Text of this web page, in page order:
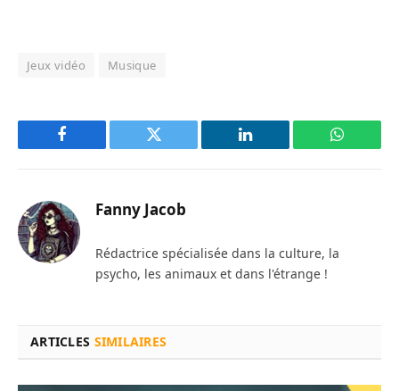
Jeux vidéo Musique
Facebook Twitter LinkedIn
Fanny Jacob
Rédactrice spécialisée dans la culture, la
psycho, les animaux et dans l'étrange !
ARTICLES SIMILAIRES